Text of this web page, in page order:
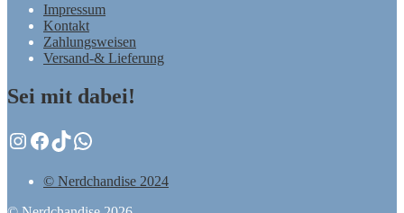
Impressum
Kontakt
Zahlungsweisen
Versand-& Lieferung
Sei mit dabei!
Instagram
Facebook
TikTok
WhatsApp
© Nerdchandise 2024